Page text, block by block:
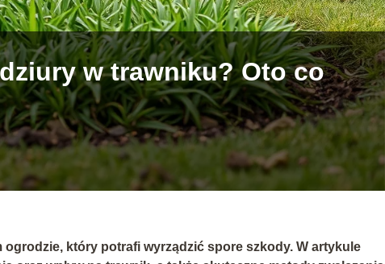
w trawniku? Oto co
który potrafi wyrządzić spore szkody. W artykule